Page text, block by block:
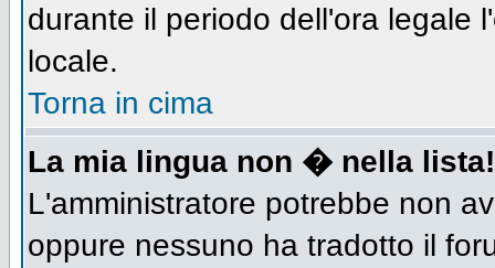
durante il periodo dell'ora legale
locale.
Torna in cima
La mia lingua non � nella lista!
L'amministratore potrebbe non
oppure nessuno ha tradotto il